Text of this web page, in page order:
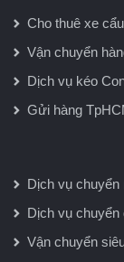
Cho thuê xe cẩu
Vận chuyển
Dịch vụ kéo
Gửi hàng
Dịch vụ chuyển
Dịch vụ
Vận chuyển